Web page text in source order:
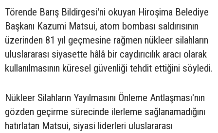
Törende Barış Bildirgesi'ni okuyan Hiroşima Belediye
Başkanı Kazumi Matsui, atom bombası saldırısının
üzerinden 81 yıl geçmesine rağmen nükleer silahların
uluslararası siyasette hâlâ bir caydırıcılık aracı olarak
kullanılmasının küresel güvenliği tehdit ettiğini söyledi.
Nükleer Silahların Yayılmasını Önleme Antlaşması'nın
gözden geçirme sürecinde ilerleme sağlanamadığını
hatırlatan Matsui, siyasi liderleri uluslararası